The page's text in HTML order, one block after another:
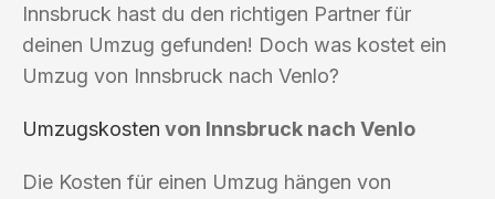
Innsbruck hast du den richtigen Partner für
deinen Umzug gefunden! Doch was kostet ein
Umzug von Innsbruck nach Venlo?
Umzugskosten von Innsbruck nach Venlo
Die Kosten für einen Umzug hängen von